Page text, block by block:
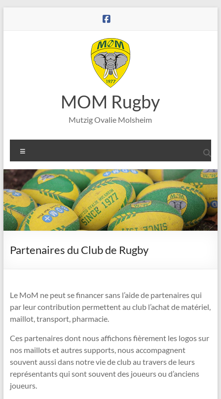
MOM Rugby
Mutzig Ovalie Molsheim
Partenaires du Club de Rugby
Le MoM ne peut se financer sans l’aide de partenaires qui
par leur contribution permettent au club l’achat de matériel,
maillot, transport, pharmacie.
Ces partenaires dont nous affichons fièrement les logos sur
nos maillots et autres supports, nous accompagnent
souvent aussi dans notre vie de club au travers de leurs
représentants qui sont souvent des joueurs ou d’anciens
joueurs.